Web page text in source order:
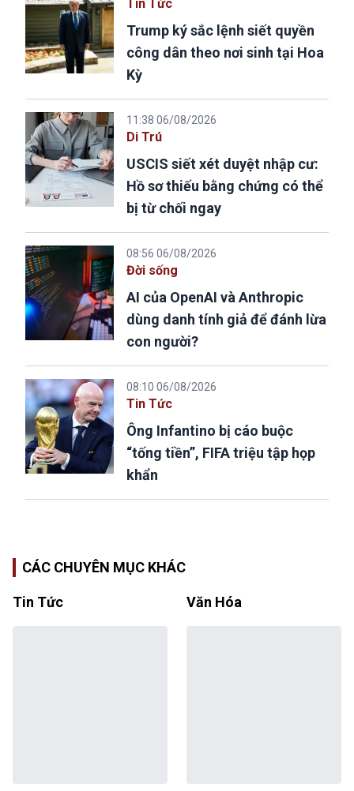
Tin Tức
Trump ký sắc lệnh siết quyền
công dân theo nơi sinh tại Hoa
Kỳ
11:38 06/08/2026
Di Trú
USCIS siết xét duyệt nhập cư:
Hồ sơ thiếu bằng chứng có thể
bị từ chối ngay
08:56 06/08/2026
Đời sống
AI của OpenAI và Anthropic
dùng danh tính giả để đánh lừa
con người?
08:10 06/08/2026
Tin Tức
Ông Infantino bị cáo buộc
“tống tiền”, FIFA triệu tập họp
khẩn
CÁC CHUYÊN MỤC KHÁC
Tin Tức Văn Hóa